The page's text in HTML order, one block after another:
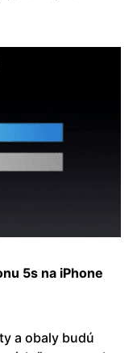
5s na iPhone
a obaly budú